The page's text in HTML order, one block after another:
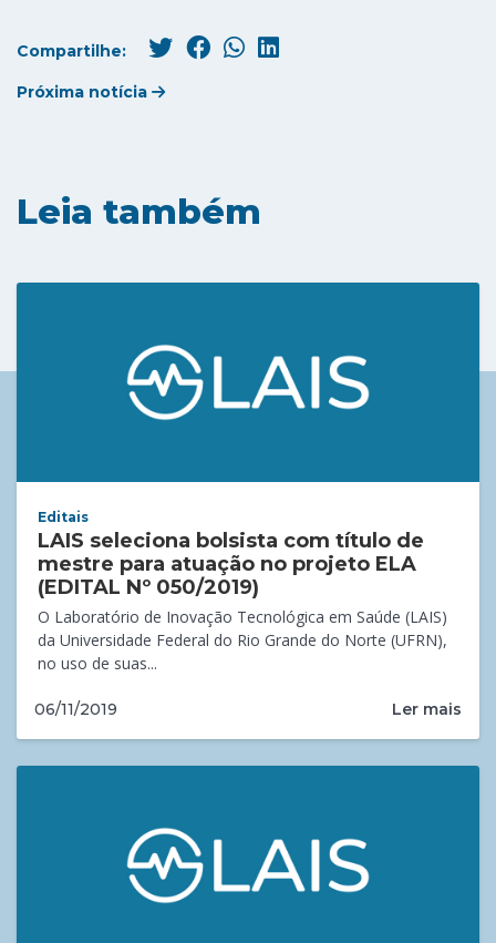
Compartilhe:
Próxima notícia
Leia também
Editais
LAIS seleciona bolsista com título de
mestre para atuação no projeto ELA
(EDITAL Nº 050/2019)
O Laboratório de Inovação Tecnológica em Saúde (LAIS)
da Universidade Federal do Rio Grande do Norte (UFRN),
no uso de suas...
06/11/2019 Ler mais